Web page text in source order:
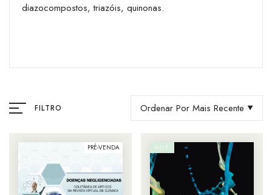
diazocompostos, triazóis, quinonas.
FILTRO Ordenar Por Mais Recente
PRÉ-VENDA HOT